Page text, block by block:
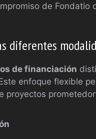
de
diferentes
de financiación
enfoque flexible
proyectos